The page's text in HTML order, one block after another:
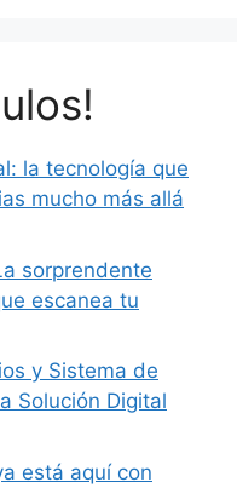
la tecnología que
mucho más allá
sorprendente
escanea tu
y Sistema de
Solución Digital
está aquí con